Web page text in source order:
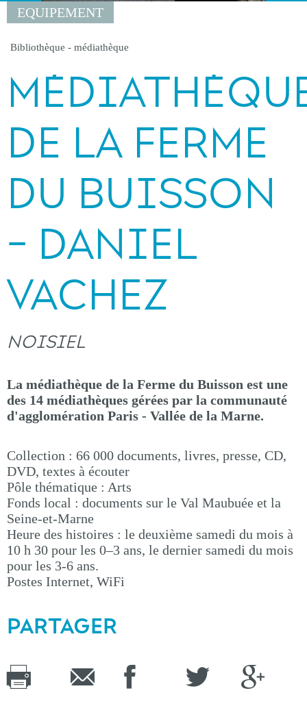
EQUIPEMENT
Bibliothèque - médiathèque
DE LA FERME
DU BUISSON
- DANIEL
VACHEZ
NOISIEL
La médiathèque de la Ferme du Buisson est une
des 14 médiathèques gérées par la communauté
d'agglomération Paris - Vallée de la Marne.
Collection : 66 000 documents, livres, presse, CD,
DVD, textes à écouter
Pôle thématique : Arts
Fonds local : documents sur le Val Maubuée et la
Seine-et-Marne
Heure des histoires : le deuxième samedi du mois à
10 h 30 pour les 0–3 ans, le dernier samedi du mois
pour les 3-6 ans.
Postes Internet, WiFi
PARTAGER